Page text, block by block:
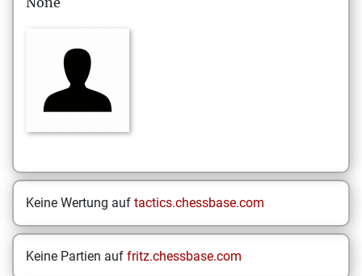
Keine Wertung auf tactics.chessbase.com
Keine Partien auf fritz.chessbase.com